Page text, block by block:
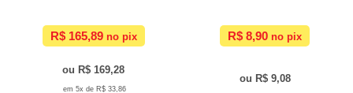
R$ 165,89
R$ 169,28
5x de R$ 33,86
R$ 8,90
R$ 9,08